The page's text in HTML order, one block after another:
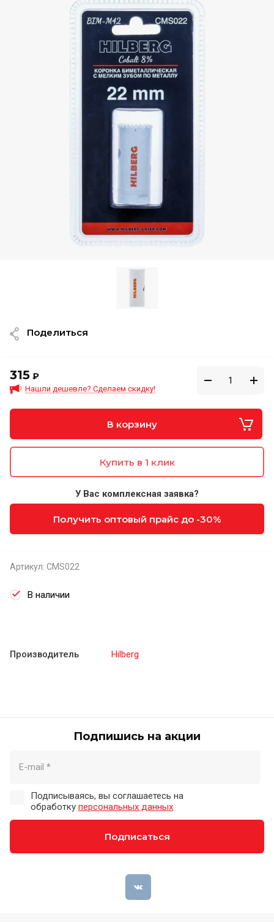
315 ₽
Нашли дешевле? Сделаем скидку!
В корзину
Купить в 1 клик
У Вас комплексная заявка?
Получить оптовый прайс до -30%
Артикул: CMS022
В наличии
Производитель Hilberg
Поделиться
Подпишись на акции
Подписываясь, вы соглашаетесь на
обработку персональных данных
Подписаться